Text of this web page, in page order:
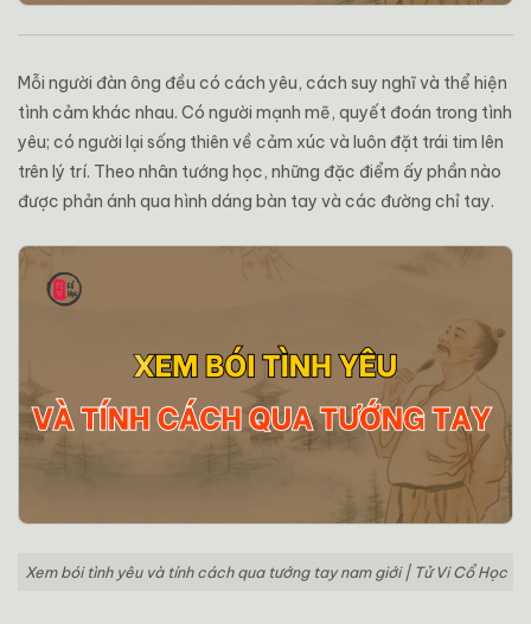
Mỗi người đàn ông đều có cách yêu, cách suy nghĩ và thể hiện
tình cảm khác nhau. Có người mạnh mẽ, quyết đoán trong tình
yêu; có người lại sống thiên về cảm xúc và luôn đặt trái tim lên
trên lý trí. Theo nhân tướng học, những đặc điểm ấy phần nào
được phản ánh qua hình dáng bàn tay và các đường chỉ tay.
Xem bói tình yêu và tính cách qua tướng tay nam giới | Tử Vi Cổ Học